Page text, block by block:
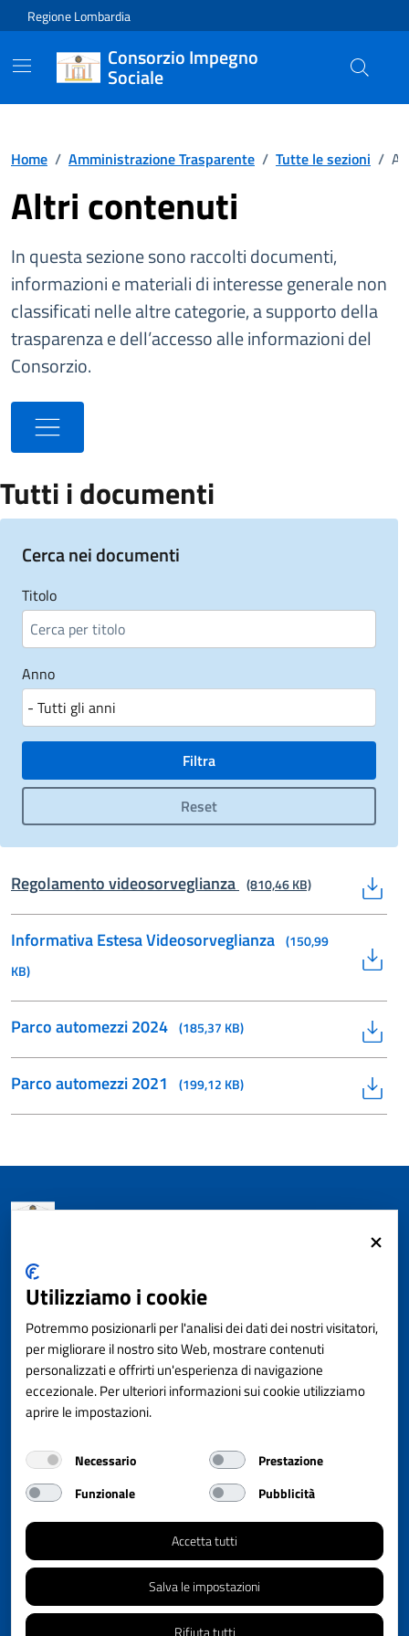
Vai ai contenuti
Vai al footer
Regione Lombardia
Consorzio Impegno
Sociale
Home / Amministrazione Trasparente / Tutte le sezioni /
Altri contenuti
In questa sezione sono raccolti documenti,
informazioni e materiali di interesse generale non
classificati nelle altre categorie, a supporto della
trasparenza e dell’accesso alle informazioni del
Consorzio.
Apri menu
Tutti i documenti
Cerca nei documenti
Titolo
Anno
Filtra
Reset
Regolamento videosorveglianza (810,46 KB)
Informativa Estesa Videosorveglianza (150,99
KB)
Parco automezzi 2024 (185,37 KB)
Parco automezzi 2021 (199,12 KB)
Consorzio Impegno Sociale
CONTATTI
Consorzio Impegno Sociale
Via Monte Grappa 95/130 22070 CASSINA RIZZARDI (CO)
P.IVA 02629910130 - C.F. 90015440135
Mail:impegnosociale1@lamiapec.it
Amministrazione trasparente
Informativa Privacy
Dichiarazione di accessibilità
Regolamento videosorveglianza
Informativa estesa videosorveglianza
Utilizziamo i cookie
Potremmo posizionarli per l'analisi dei dati dei nostri visitatori,
per migliorare il nostro sito Web, mostrare contenuti
personalizzati e offrirti un'esperienza di navigazione
eccezionale. Per ulteriori informazioni sui cookie utilizziamo
aprire le impostazioni.
Necessario
Prestazione
Funzionale
Pubblicità
Accetta tutti
Salva le impostazioni
Rifiuta tutti